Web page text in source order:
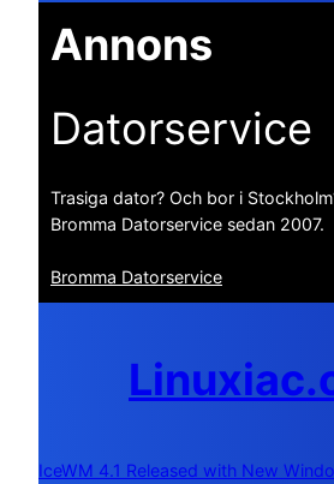
Annons
Datorservice
Trasiga dator? Och bor i
Bromma Datorservice sedan 2007.
Bromma Datorservice
IceWM 4.1 Released with New